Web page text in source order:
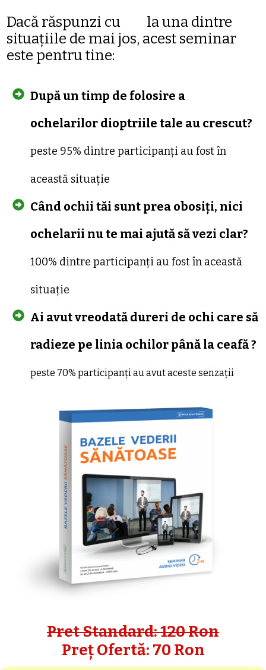
Dacă răspunzi cu
la una dintre
situațiile de mai jos, acest seminar
este pentru tine:
După un timp de folosire a
ochelarilor dioptriile tale au crescut?
peste 95% dintre participanți au fost în
această situație
Când ochii tăi sunt prea obosiți, nici
ochelarii nu te mai ajută să vezi clar?
100% dintre participanți au fost în această
situație
Ai avut vreodată dureri de ochi care să
radieze pe linia ochilor până la ceafă ?
peste 70% participanți au avut aceste senzații
Pret Standard: 120 Ron
Preț Ofertă: 70 Ron